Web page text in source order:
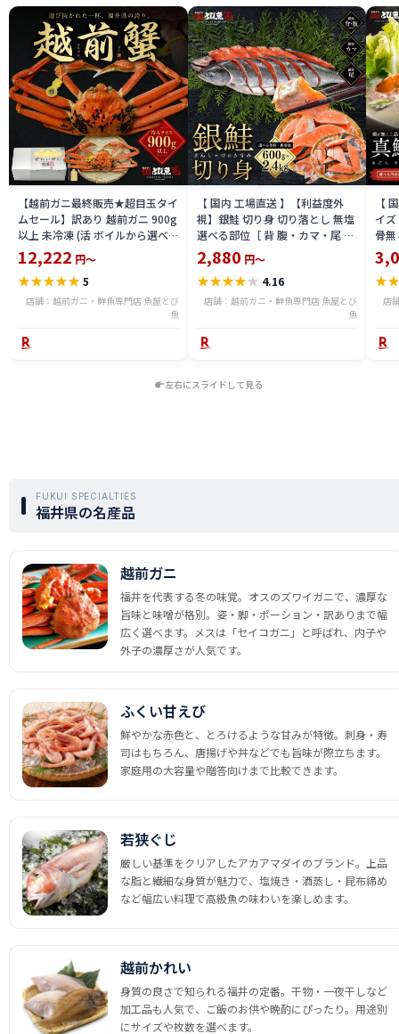
【越前ガニ最終販売★超目玉タイ
ムセール】訳あり 越前ガニ 900g
以上 未冷凍 (活 ボイルから選べ
る) 福井県産 国産 産地直送 脚折
れ 訳ありカニ 越前がに ズワイガ
ニ 越前 かに 送料無料 etz-900w
12,222 円～
★★★★★5
店舗：越前ガニ・鮮魚専門店 魚屋とび
魚
【 国内 工場直送 】【利益度外
視】銀鮭 切り身 切り落とし 無塩
選べる部位［ 背 腹・カマ・尾 ］
600g〜2.4kg 骨取り・骨無し 骨
あり 切り落とし 骨取り・骨無し
切身 ses2301-12ka
2,880 円～
★★★★★ 4.16
店舗：越前ガニ・鮮魚専門店 魚屋とび
魚
【
イ
骨
(真
ライ
★
店
左右にスライドして見る
FUKUI SPECIALTIES
福井県の名産品
越前ガニ
福井を代表する冬の味覚。オスのズワイガニで、濃厚な
旨味と味噌が格別。姿・脚・ポーション・訳ありまで幅
広く選べます。メスは「セイコガニ」と呼ばれ、内子や
外子の濃厚さが人気です。
ふくい甘えび
鮮やかな赤色と、とろけるような甘みが特徴。刺身・寿
司はもちろん、唐揚げや丼などでも旨味が際立ちます。
家庭用の大容量や贈答向けまで比較できます。
若狭ぐじ
厳しい基準をクリアしたアカアマダイのブランド。上品
な脂と繊細な身質が魅力で、塩焼き・酒蒸し・昆布締め
など幅広い料理で高級魚の味わいを楽しめます。
越前かれい
身質の良さで知られる福井の定番。干物・一夜干しなど
加工品も人気で、ご飯のお供や晩酌にぴったり。用途別
にサイズや枚数を選べます。